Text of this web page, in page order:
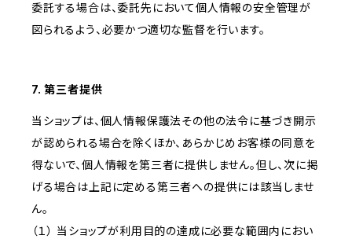
委託する場合は、委託先において個人情報の安全管理が
図られるよう、必要かつ適切な監督を行います。
7. 第三者提供
当ショップは、個人情報保護法その他の法令に基づき開示
が認められる場合を除くほか、あらかじめお客様の同意を
得ないで、個人情報を第三者に提供しません。但し、次に掲
げる場合は上記に定める第三者への提供には該当しませ
ん。
（１） 当ショップが利用目的の達成に必要な範囲内におい